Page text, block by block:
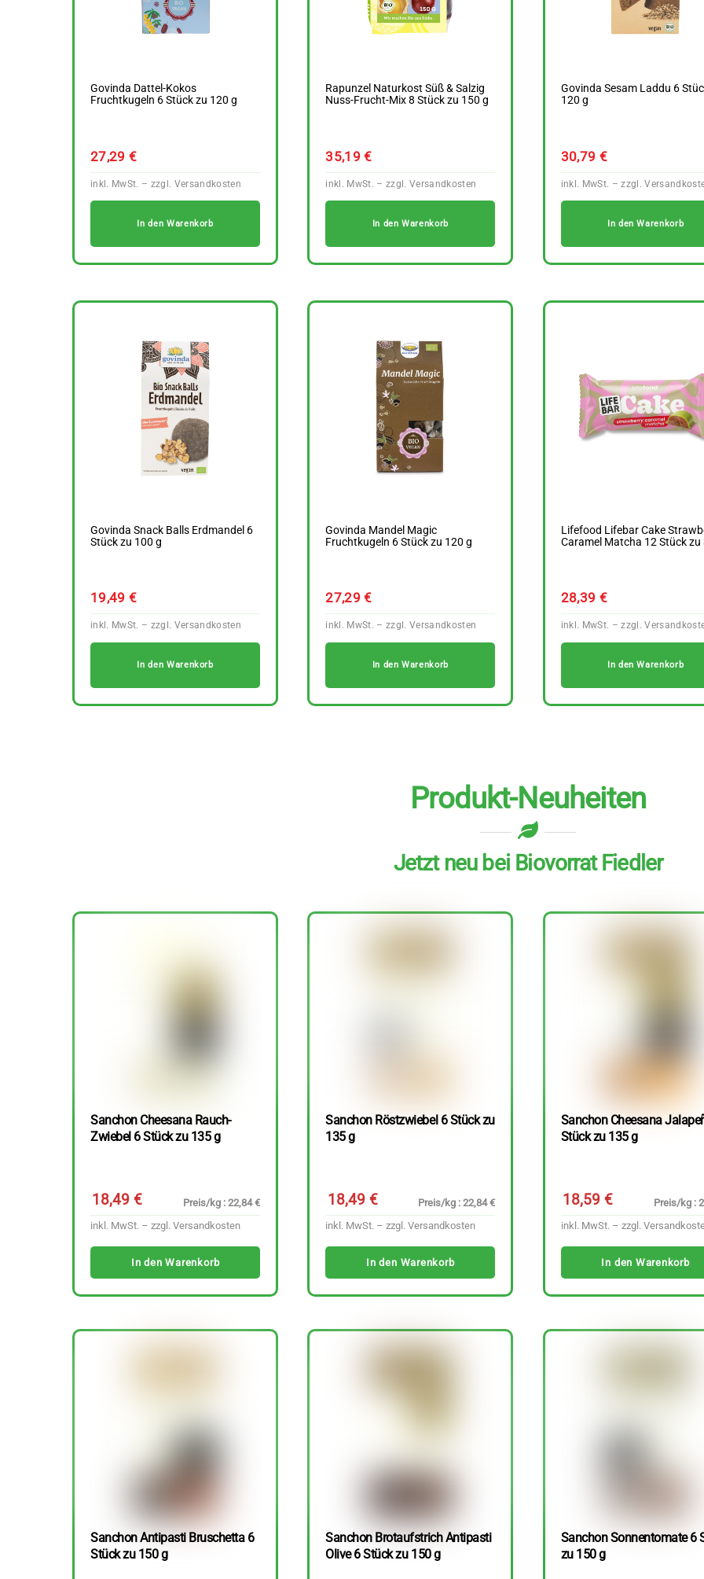
Govinda Dattel-Kokos
Fruchtkugeln 6 Stück zu 120 g
27,29€
In den Warenkorb
Rapunzel Naturkost Süß & Salzig
Nuss-Frucht-Mix 8 Stück zu 150 g
35,19€
In den Warenkorb
Govinda Sesam Laddu 6
120 g
30,79 €
In den Warenkorb
Govinda Snack Balls Erdmandel 6
Stück zu 100 g
19,49€
In den Warenkorb
Govinda Mandel Magic
Fruchtkugeln 6 Stück zu 120 g
27,29€
In den Warenkorb
Lifefood Lifebar Cake
Caramel Matcha 12 Stück zu
28,39 €
In den Warenkorb
Produkt-Neuheiten
Jetzt neu bei Biovorrat Fiedler
Sanchon Cheesana Rauch-
Zwiebel 6 Stück zu 135 g
18,49€
Preis/kg : 22,84 €
inkl. MwSt. – zzgl. Versandkosten
In den Warenkorb
Sanchon Röstzwiebel 6 Stück zu
135 g
18,49 €
Preis/kg : 22,84 €
inkl. MwSt. – zzgl.Versandkosten
In den Warenkorb
Sanchon Cheesana
Stück zu 135 g
18,59 €
Preis/kg :
inkl. MwSt. – zzgl.
In den Warenkorb
Sanchon Antipasti Bruschetta 6
Stück zu 150 g
Sanchon Brotaufstrich Antipasti
Olive 6 Stück zu 150 g
Sanchon Sonnentomate 6
zu 150 g